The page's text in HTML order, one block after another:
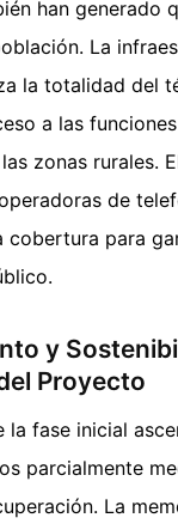
han generado
La
la totalidad del
a las
zonas rurales.
de
cobertura para
y
Proyecto
la fase inicial
parcialmente
La